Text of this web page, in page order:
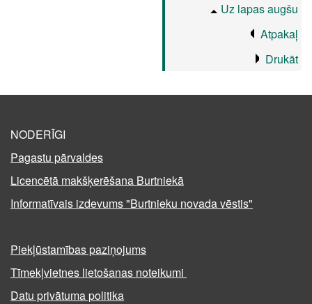
Uz lapas augšu
Atpakaļ
Drukāt
NODERĪGI
Pagastu pārvaldes
Licencētā makšķerēšana Burtniekā
Informatīvais izdevums "Burtnieku novada vēstis"
Piekļūstamības paziņojums
Tīmekļvietnes lietošanas noteikumi
Datu privātuma politika